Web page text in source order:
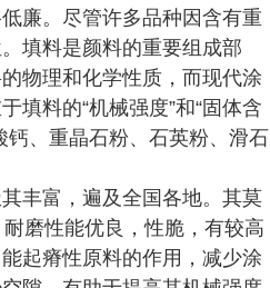
廉。尽管许多品种因含有重
填料是颜料的重要组成部
物理和化学性质，而现代涂
填料的“机械强度”和“固体含
、重晶石粉、石英粉、滑石
丰富，遍及全国各地。其莫
磨性能优良，性脆，有较高
起瘠性原料的作用，减少涂